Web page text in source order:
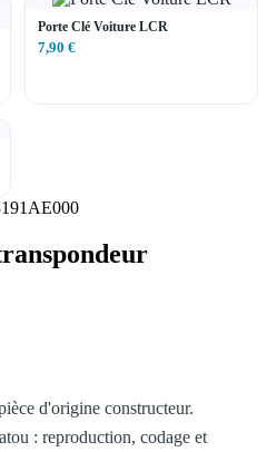
Porte Clé Voiture LCR
7,90 €
d'origine constructeur.
: reproduction, codage et